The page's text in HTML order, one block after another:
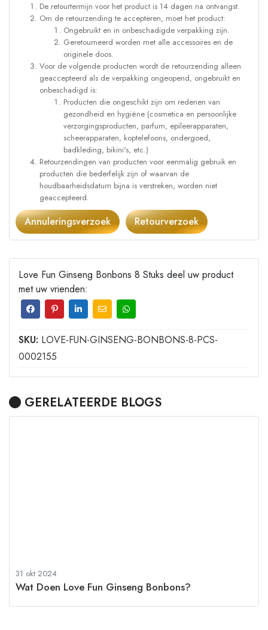
De retourtermijn voor het product is 14 dagen na ontvangst.
Om de retourzending te accepteren, moet het product:
Ongebruikt en in onbeschadigde verpakking zijn.
Geretourneerd worden met alle accessoires en de
originele doos.
Voor de volgende producten wordt de retourzending alleen
geaccepteerd als de verpakking ongeopend, ongebruikt en
onbeschadigd is:
Producten die ongeschikt zijn om redenen van
gezondheid en hygiëne (cosmetica en persoonlijke
verzorgingsproducten, parfum, epileerapparaten,
scheerapparaten, koptelefoons, ondergoed,
badkleding, bikini's, etc.)
Retourzendingen van producten voor eenmalig gebruik en
producten die bederfelijk zijn of waarvan de
houdbaarheidsdatum bijna is verstreken, worden niet
geaccepteerd.
Annuleringsverzoek Retourverzoek
Love Fun Ginseng Bonbons 8 Stuks deel uw product
met uw vrienden:
SKU: LOVE-FUN-GINSENG-BONBONS-8-PCS-
0002155
GERELATEERDE BLOGS
31 okt 2024
Wat Doen Love Fun Ginseng Bonbons?